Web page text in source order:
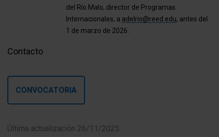
del Río Malo, director de Programas
Internacionales, a adelrio@reed.edu, antes del
1 de marzo de 2026.
Contacto
CONVOCATORIA
Última actualización 26/11/2025